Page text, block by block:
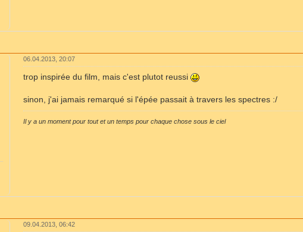
06.04.2013, 20:07
trop inspirée du film, mais c'est plutot reussi
sinon, j'ai jamais remarqué si l'épée passait à travers les spectres :/
Il y a un moment pour tout et un temps pour chaque chose sous le ciel
09.04.2013, 06:42